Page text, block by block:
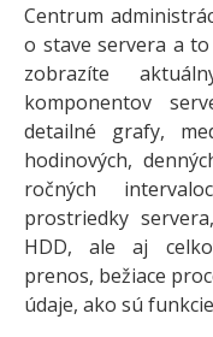
Centrum
o stave servera a
zobrazíte
komponentov
detailné grafy,
hodinových,
ročných
prostriedky
HDD, ale aj
prenos, bežiace
údaje, ako sú